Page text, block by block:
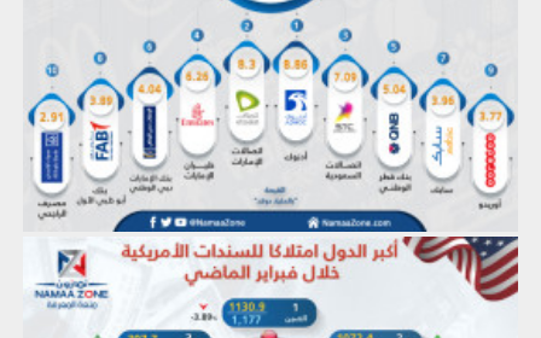
إنفوجرافيك: أكبر الدول امتلاكا للسندات الأمريكية خلال فبراير الماضي